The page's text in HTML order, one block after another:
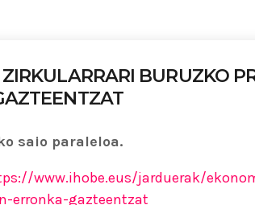
BURUZKO
saio paraleloa.
www.ihobe.eus/jarduerak/
erronka-gazteentzat